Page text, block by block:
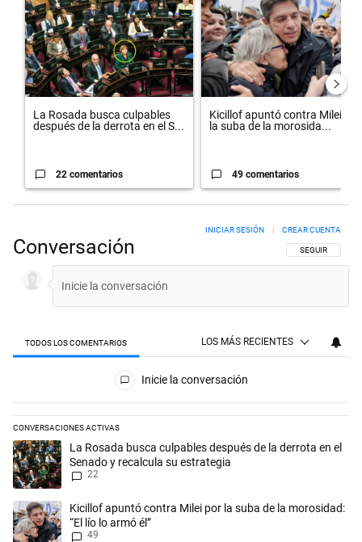
La Rosada busca culpables
después de la derrota en el S...
22 comentarios
Kicillof apuntó contra Milei por
la suba de la morosida...
49 comentarios
Conversación SIGA ESTA
SEGUIR
INICIAR SESIÓN CREAR CUENTA
TODOS LOS COMENTARIOS LOS MÁS RECIENTES
Todos los comentarios
Inicie la conversación
CONVERSACIONES ACTIVAS
Este listado muestra los artículos con más comentarios en los
Un artículo de tendencia con el título "La Rosada busca culpables
La Rosada busca culpables después de la derrota en el
Senado y recalcula su estrategia
22
Un artículo de tendencia con el título "Kicillof apuntó contra Milei por
Kicillof apuntó contra Milei por la suba de la morosidad:
“El lío lo armó él”
49